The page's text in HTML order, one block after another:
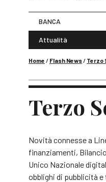
BANCA
Attualità
Home / Flash News/ Terzo
Terzo
Novità connesse a
finanziamenti,
Unico Nazionale
obblighi di pubblicità